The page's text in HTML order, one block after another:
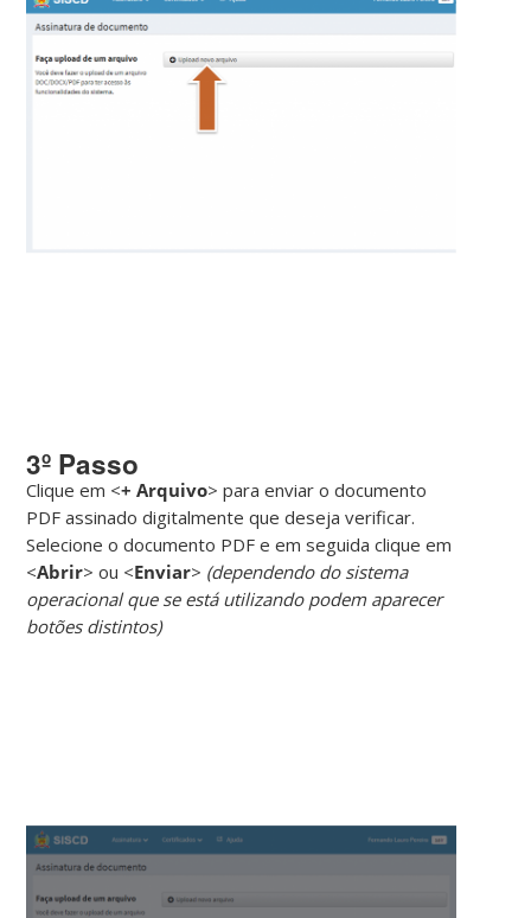
3º Passo
Clique em <+ Arquivo> para enviar o documento
PDF assinado digitalmente que deseja verificar.
Selecione o documento PDF e em seguida clique em
<Abrir> ou <Enviar> (dependendo do sistema
operacional que se está utilizando podem aparecer
botões distintos)